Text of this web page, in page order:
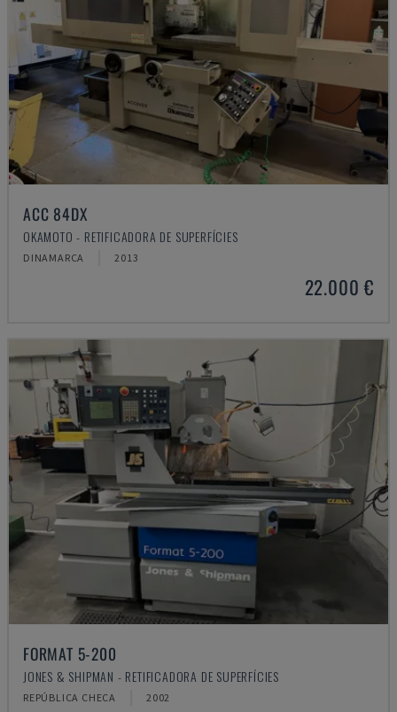
ACC 84DX
OKAMOTO - RETIFICADORA DE SUPERFÍCIES
DINAMARCA 2013
22.000 €
FORMAT 5-200
JONES & SHIPMAN - RETIFICADORA DE SUPERFÍCIES
REPÚBLICA CHECA 2002